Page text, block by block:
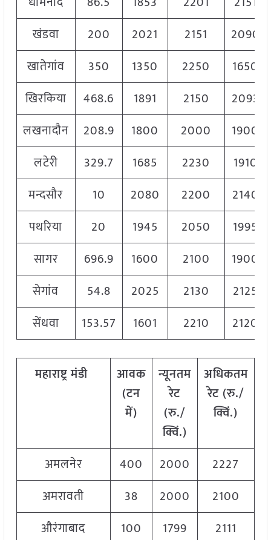
खंडवा
200 2021 2151
2090
खातेगांव
350 1350 2250
1650
खिरकिया
468.6 1891 2150
2093
लखनादौन
208.9 1800 2000
1900
लटेरी
329.7 1685 2230
1910
मन्दसौर
10 2080 2200
2140
पथरिया
20 1945 2050
1995
सागर
696.9 1600 2100
1900
सेगांव
54.8 2025 2130
2125
सेंधवा
153.57 1601 2210 2120
महाराष्ट्रमंडी
आवक
(टन
में)
न्यूनतम
रेट
(रु./
क्विं.)
अधिकतम
रेट (रु./
क्विं.)
अमलनेर
400 2000 2227
अमरावती
38 2000 2100
औरंगाबाद
100 1799 2111